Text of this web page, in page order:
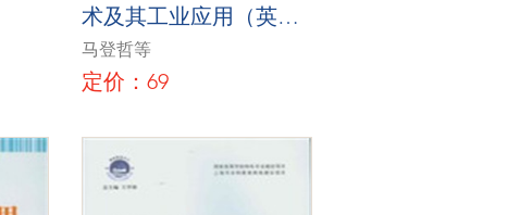
术及其工业应用（英文
版）
马登哲等
定价：69